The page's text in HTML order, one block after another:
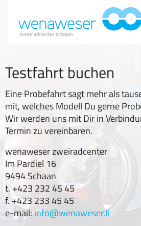
Testfahrt buchen
Eine Probefahrt sagt mehr als
mit, welches Modell Du gerne
Wir werden uns mit Dir in
Termin zu vereinbaren.
wenaweser zweiradcenter
Im Pardiel 16
9494 Schaan
t. +423 232 45 45
f. +423 233 45 45
e-mail: info@wenaweser.li